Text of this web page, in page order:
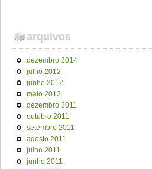
arquivos
dezembro 2014
julho 2012
junho 2012
maio 2012
dezembro 2011
outubro 2011
setembro 2011
agosto 2011
julho 2011
junho 2011